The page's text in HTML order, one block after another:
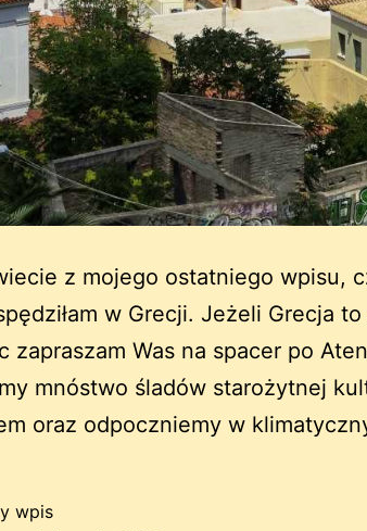
z mojego ostatniego wpisu,
w Grecji. Jeżeli Grecja
zapraszam Was na spacer po
mnóstwo śladów starożytnej
oraz odpoczniemy w
wpis